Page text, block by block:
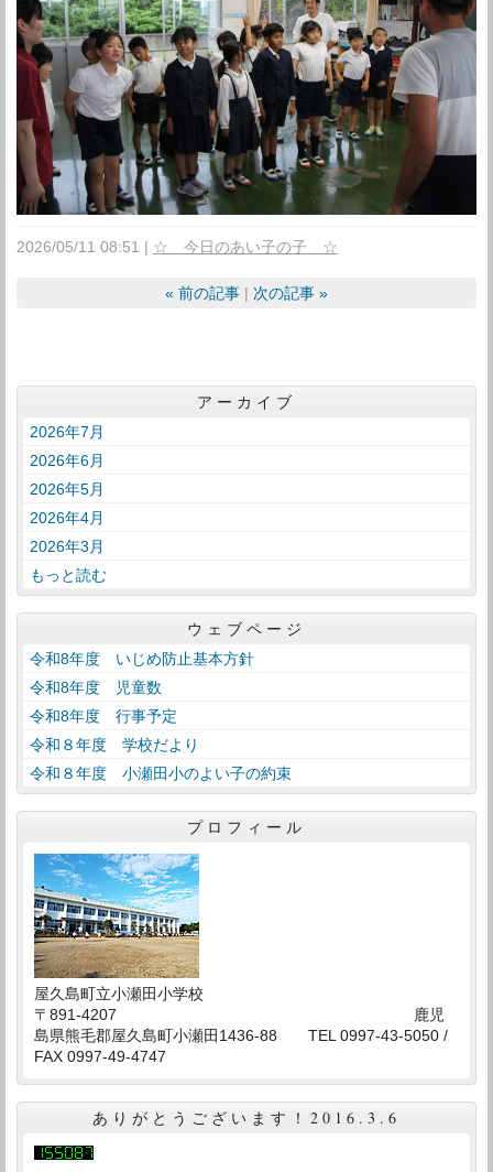
2026/05/11 08:51 ☆ 今日のあい子の子 ☆
« 前の記事 次の記事 »
アーカイブ
2026年7月
2026年6月
2026年5月
2026年4月
2026年3月
もっと読む
ウェブページ
令和8年度 いじめ防止基本方針
令和8年度 児童数
令和8年度 行事予定
令和８年度 学校だより
令和８年度 小瀬田小のよい子の約束
プロフィール
屋久島町立小瀬田小学校
〒891-4207 鹿児
島県熊毛郡屋久島町小瀬田1436-88 TEL 0997-43-5050 /
FAX 0997-49-4747
ありがとうございます！2016.3.6